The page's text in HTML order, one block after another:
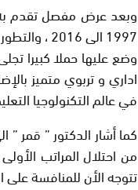
وبعد عرض مفصل تقدم به
1997 الى 2016 ، والتطور الذي عرفته مع مرور الأيام حتى تمكنت من الحصول على شهادة “
وضع عليها حملا كبيرا
اداري و تربوي متميز
في عالم التكنولوجيا
من احتلال المراتب
تتوجه الأن للمنافسة